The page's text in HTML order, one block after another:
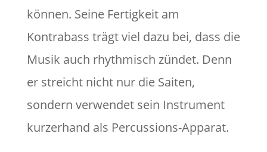
können. Seine Fertigkeit am
Kontrabass trägt viel dazu bei, dass die
Musik auch rhythmisch zündet. Denn
er streicht nicht nur die Saiten,
sondern verwendet sein Instrument
kurzerhand als Percussions-Apparat.